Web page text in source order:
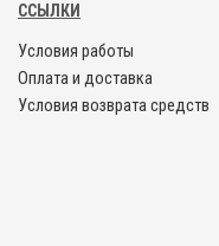
ССЫЛКИ
Условия работы
Оплата и доставка
Условия возврата средств